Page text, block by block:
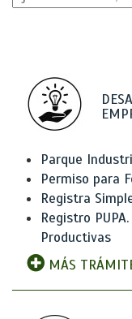
Parque
Permiso para
Registra
Registro
Productivas
MÁS